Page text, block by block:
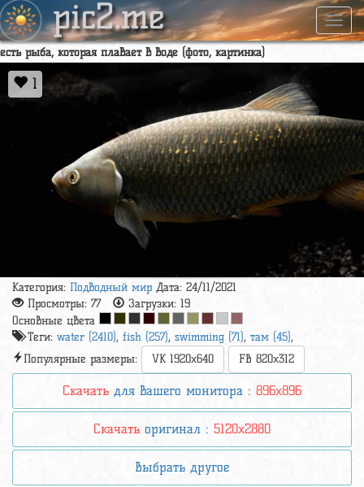
pic2.me
есть рыба, которая плавает в воде (фото, картинка)
1
Категория: Подводный мир Дата: 24/11/2021
Просмотры: 77 Загрузки: 19
Основные цвета
Теги: water (2410), fish (257), swimming (71), там (45),
Популярные размеры:
VK 1920x640 FB 820x312
Скачать для вашего монитора : 896x896
Скачать оригинал : 5120x2880
Выбрать другое